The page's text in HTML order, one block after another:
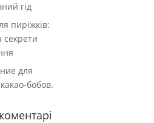
гід
пиріжків:
секрети
для
бобов.